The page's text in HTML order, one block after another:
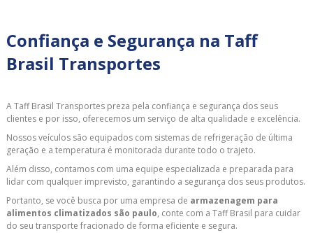
Confiança e Segurança na Taff
Brasil Transportes
A Taff Brasil Transportes preza pela confiança e segurança dos seus
clientes e por isso, oferecemos um serviço de alta qualidade e excelência.
Nossos veículos são equipados com sistemas de refrigeração de última
geração e a temperatura é monitorada durante todo o trajeto.
Além disso, contamos com uma equipe especializada e preparada para
lidar com qualquer imprevisto, garantindo a segurança dos seus produtos.
Portanto, se você busca por uma empresa de armazenagem para
alimentos climatizados são paulo, conte com a Taff Brasil para cuidar
do seu transporte fracionado de forma eficiente e segura.